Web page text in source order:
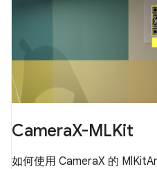
CameraX-MLKit
如何使用 CameraX 的